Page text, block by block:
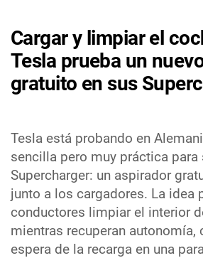
Cargar y limpiar el
Tesla prueba un
gratuito en sus
Tesla está probando en
sencilla pero muy práctica para
Supercharger: un aspirador
junto a los cargadores. La idea
conductores limpiar el interior
mientras recuperan autonomía,
espera de la recarga en una